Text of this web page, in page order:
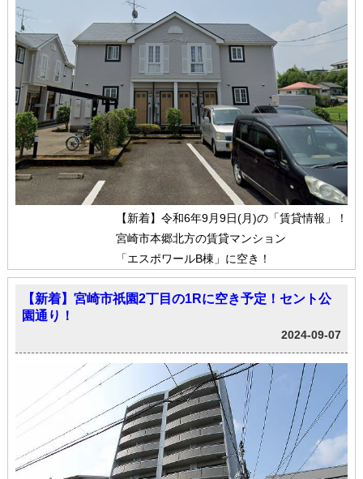
【新着】令和6年9月9日(月)の「賃貸情報」！
宮崎市本郷北方の賃貸マンション
「エスポワールB棟」に空き！
【新着】宮崎市祇園2丁目の1Rに空き予定！セント公
園通り！
2024-09-07